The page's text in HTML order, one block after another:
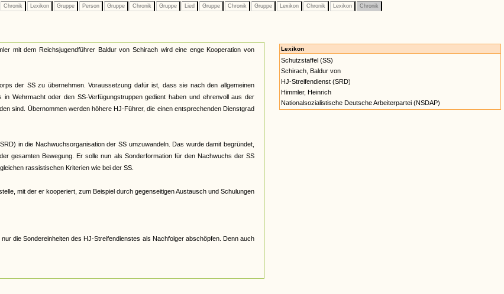
Chronik Lexikon Gruppe Person Gruppe Chronik Gruppe Lied Gruppe Chronik Gruppe Lexikon Chronik Lexikon Chronik
mit dem Reichsjugendführer Baldur von Schirach wird eine enge Kooperation von
der SS zu übernehmen. Voraussetzung dafür ist, dass sie nach den allgemeinen
Wehrmacht oder den SS-Verfügungstruppen gedient haben und ehrenvoll aus der
sind. Übernommen werden höhere HJ-Führer, die einen entsprechenden Dienstgrad
in die Nachwuchsorganisation der SS umzuwandeln. Das wurde damit begründet,
gesamten Bewegung. Er solle nun als Sonderformation für den Nachwuchs der SS
rassistischen Kriterien wie bei der SS.
mit der er kooperiert, zum Beispiel durch gegenseitigen Austausch und Schulungen
die Sondereinheiten des HJ-Streifendienstes als Nachfolger abschöpfen. Denn auch
Lexikon
Schutzstaffel (SS)
Schirach, Baldur von
HJ-Streifendienst (SRD)
Himmler, Heinrich
Nationalsozialistische Deutsche Arbeiterpartei (NSDAP)